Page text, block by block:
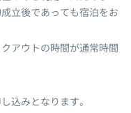
立後であっても宿泊をお
アウトの時間が通常時間
込みとなります。